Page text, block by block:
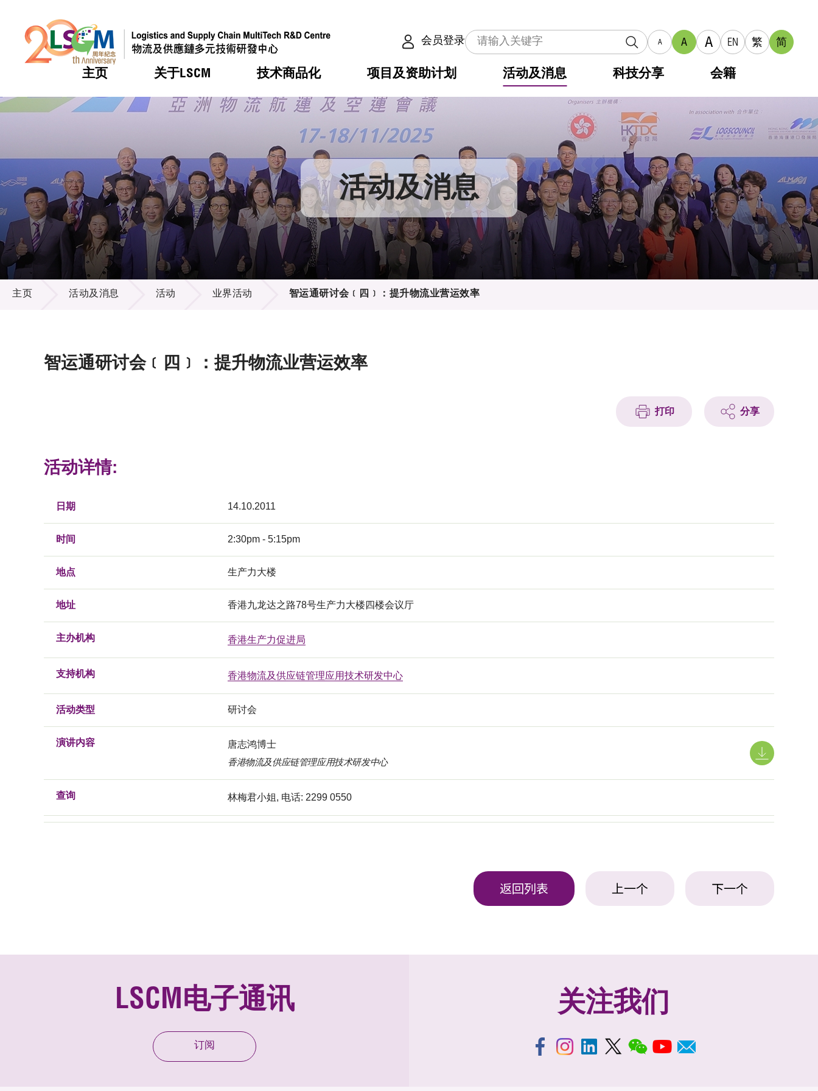
会员登录 A A A EN 繁 简
主页 关于LSCM
热门 机构简介
组织架构
组织架构
董事局
研究顾问
招标通告
供应商登记
技术商品化
热门 服务
可获授权之技术
应用于公共服务之创新技术
重点项目
项目及资助计划
热门 合作计划
资助计划
资助计划
税务优惠
申请
评审
征求研发项目计划书
项目资料库
活动及消息
热门 活动
奖项
新闻中心
媒体报导
新闻稿
资讯中心
多媒体
出版刊物
科技分享 会籍
热门 会籍及服务
会员列表
会员登入 活动及消息
活动及消息
主页 活动及消息 活动 业界活动 智运通研讨会﹝四﹞：提升物流业营运效率
智运通研讨会﹝四﹞：提升物流业营运效率
打印 分享
活动详情:
日期 14.10.2011
时间 2:30pm - 5:15pm
地点 生产力大楼
地址 香港九龙达之路78号生产力大楼四楼会议厅
主办机构 香港生产力促进局
支持机构 香港物流及供应链管理应用技术研发中心
活动类型 研讨会
演讲内容
唐志鸿博士
香港物流及供应链管理应用技术研发中心
查询 林梅君小姐, 电话: 2299 0550
返回列表 上一个 下一个
LSCM电子通讯
订阅
关注我们